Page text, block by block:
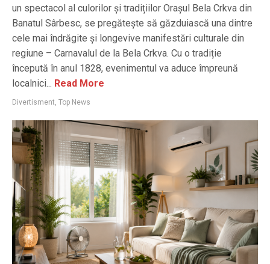
un spectacol al culorilor și tradițiilor Orașul Bela Crkva din
Banatul Sârbesc, se pregătește să găzduiască una dintre
cele mai îndrăgite și longevive manifestări culturale din
regiune – Carnavalul de la Bela Crkva. Cu o tradiție
începută în anul 1828, evenimentul va aduce împreună
localnici... Read More
Divertisment, Top News